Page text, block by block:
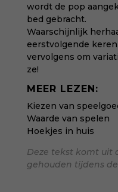
wordt de pop
bed gebracht.
Waarschijnlijk
eerstvolgende
vervolgens om
ze!
MEER LEZEN:
Kiezen van
Waarde van spelen
Hoekjes in huis
Deze tekst komt uit
gehouden tijdens